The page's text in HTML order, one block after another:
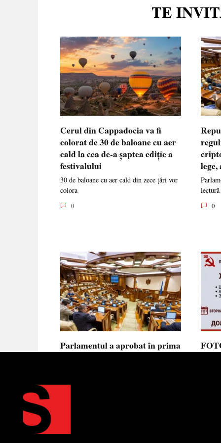
TE
Cerul din Cappadocia va fi
colorat de 30 de baloane cu aer
cald la cea de-a șaptea ediție a
festivalului
30 de baloane cu aer cald din zece țări vor
colora
0 0
Parlamentul a aprobat în prima